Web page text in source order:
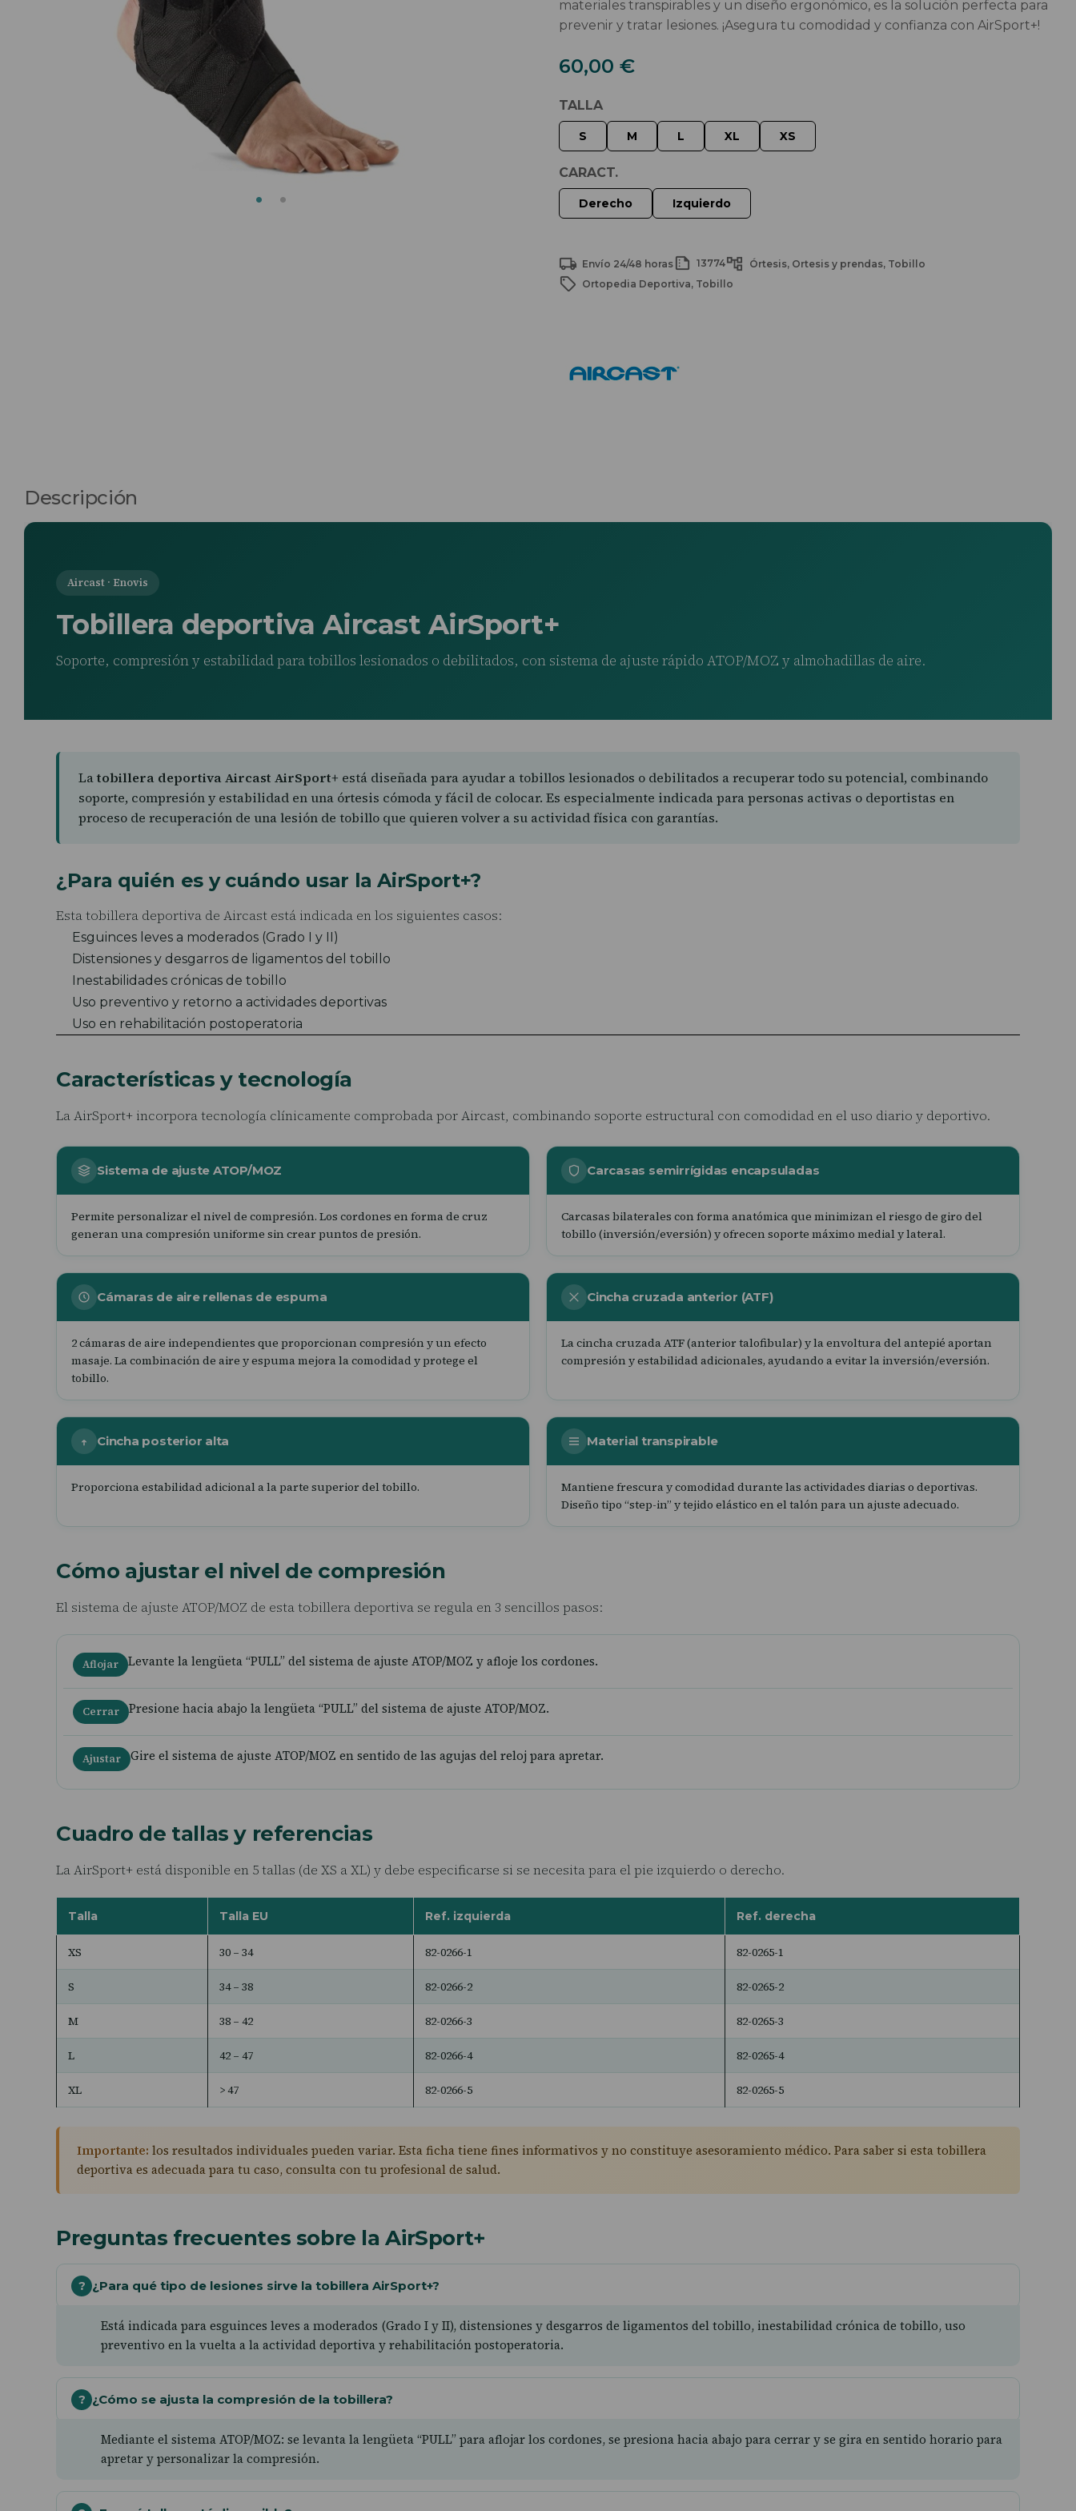
materiales transpirables y un diseño ergonómico, es la solución perfecta para
prevenir y tratar lesiones. ¡Asegura tu comodidad y confianza con AirSport+!
60,00 €
TALLA
CARACT.
Envío 24/48 horas 13774 Órtesis Ortesis y prendas Tobillo
Ortopedia Deportiva Tobillo
Descripción
Aircast · Enovis
Tobillera deportiva Aircast AirSport+
Soporte, compresión y estabilidad para tobillos lesionados o debilitados, con sistema de ajuste rápido ATOP/MOZ y almohadillas de aire.
Latobillera deportiva Aircast AirSport+ está diseñada para ayudar a tobillos lesionados o debilitados a recuperar todo su potencial, combinando
soporte, compresión y estabilidad en una órtesis cómoda y fácil de colocar. Es especialmente indicada para personas activas o deportistas en
proceso de recuperación de una lesión de tobillo que quieren volver a su actividad física con garantías.
¿Para quién es y cuándo usar la AirSport+?
Esta tobillera deportiva de Aircast está indicada en los siguientes casos:
Esguinces leves a moderados (Grado I y II)
Distensiones y desgarros de ligamentos del tobillo
Inestabilidades crónicas de tobillo
Uso preventivo y retorno a actividades deportivas
Uso en rehabilitación postoperatoria
Características y tecnología
La AirSport+ incorpora tecnología clínicamente comprobada por Aircast, combinando soporte estructural con comodidad en el uso diario y deportivo.
Sistema de ajuste ATOP/MOZ
Permite personalizar el nivel de compresión. Los cordones en forma de cruz
generan una compresión uniforme sin crear puntos de presión.
Carcasas semirrígidas encapsuladas
Carcasas bilaterales con forma anatómica que minimizan el riesgo de giro del
tobillo (inversión/eversión) y ofrecen soporte máximo medial y lateral.
Cámaras de aire rellenas de espuma
2 cámaras de aire independientes que proporcionan compresión y un efecto
masaje. La combinación de aire y espuma mejora la comodidad y protege el
tobillo.
Cincha cruzada anterior (ATF)
La cincha cruzada ATF (anterior talofibular) y la envoltura del antepié aportan
compresión y estabilidad adicionales, ayudando a evitar la inversión/eversión.
Cincha posterior alta
Proporciona estabilidad adicional a la parte superior del tobillo.
Material transpirable
Mantiene frescura y comodidad durante las actividades diarias o deportivas.
Diseño tipo “step-in” y tejido elástico en el talón para un ajuste adecuado.
Cómo ajustar el nivel de compresión
El sistema de ajuste ATOP/MOZ de esta tobillera deportiva se regula en 3 sencillos pasos:
Aflojar Levante la lengüeta “PULL” del sistema de ajuste ATOP/MOZ y afloje los cordones.
Cerrar Presione hacia abajo la lengüeta “PULL” del sistema de ajuste ATOP/MOZ.
Ajustar Gire el sistema de ajuste ATOP/MOZ en sentido de las agujas del reloj para apretar.
Cuadro de tallas y referencias
La AirSport+ está disponible en 5 tallas (de XS a XL) y debe especificarse si se necesita para el pie izquierdo o derecho.
Talla Talla EU Ref. izquierda Ref. derecha
XS 30 – 34 82-0266-1 82-0265-1
S 34 – 38 82-0266-2 82-0265-2
M 38 – 42 82-0266-3 82-0265-3
L 42 – 47 82-0266-4 82-0265-4
XL > 47 82-0266-5 82-0265-5
Importante: los resultados individuales pueden variar. Esta ficha tiene fines informativos y no constituye asesoramiento médico. Para saber si esta tobillera
deportiva es adecuada para tu caso, consulta con tu profesional de salud.
Preguntas frecuentes sobre la AirSport+
? ¿Para qué tipo de lesiones sirve la tobillera AirSport+?
Está indicada para esguinces leves a moderados (Grado I y II), distensiones y desgarros de ligamentos del tobillo, inestabilidad crónica de tobillo, uso
preventivo en la vuelta a la actividad deportiva y rehabilitación postoperatoria.
? ¿Cómo se ajusta la compresión de la tobillera?
Mediante el sistema ATOP/MOZ: se levanta la lengüeta “PULL” para aflojar los cordones, se presiona hacia abajo para cerrar y se gira en sentido horario para
apretar y personalizar la compresión.